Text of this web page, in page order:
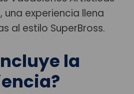
una experiencia llena
al estilo SuperBross.
la